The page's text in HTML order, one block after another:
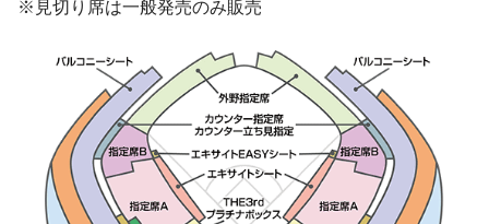
※見切り席は一般発売のみ販売